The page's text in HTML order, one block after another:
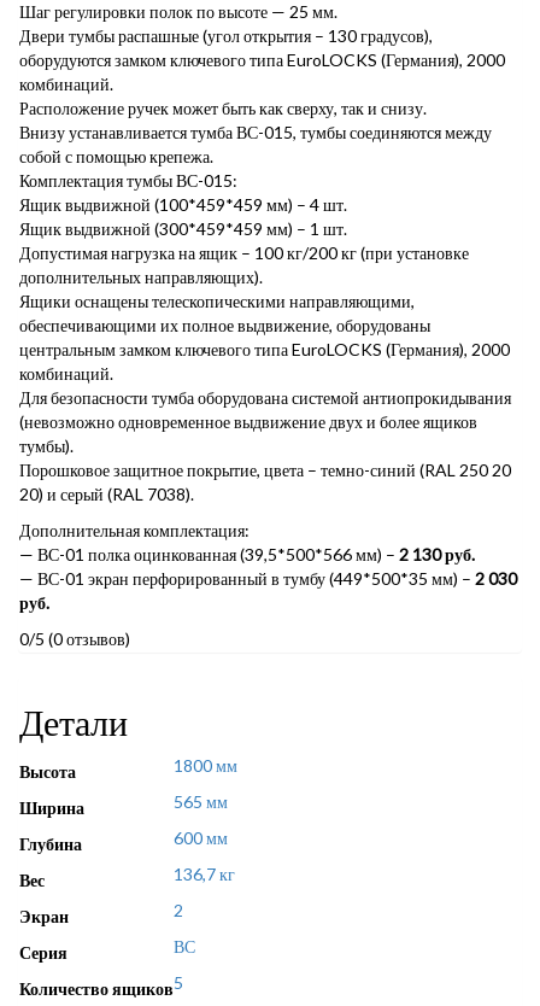
Шаг регулировки полок по высоте — 25 мм.
Двери тумбы распашные (угол открытия – 130 градусов),
оборудуются замком ключевого типа EuroLOCKS (Германия), 2000
комбинаций.
Расположение ручек может быть как сверху, так и снизу.
Внизу устанавливается тумба ВС-015, тумбы соединяются между
собой с помощью крепежа.
Комплектация тумбы ВС-015:
Ящик выдвижной (100*459*459 мм) – 4 шт.
Ящик выдвижной (300*459*459 мм) – 1 шт.
Допустимая нагрузка на ящик – 100 кг/200 кг (при установке
дополнительных направляющих).
Ящики оснащены телескопическими направляющими,
обеспечивающими их полное выдвижение, оборудованы
центральным замком ключевого типа EuroLOCKS (Германия), 2000
комбинаций.
Для безопасности тумба оборудована системой антиопрокидывания
(невозможно одновременное выдвижение двух и более ящиков
тумбы).
Порошковое защитное покрытие, цвета – темно-синий (RAL 250 20
20) и серый (RAL 7038).
Дополнительная комплектация:
— ВС-01 полка оцинкованная (39,5*500*566 мм) – 2 130 руб.
— ВС-01 экран перфорированный в тумбу (449*500*35 мм) – 2 030
руб.
0/5 (0 отзывов)
Детали
Высота 1800 мм
Ширина 565 мм
Глубина 600 мм
Вес 136,7 кг
Экран 2
Серия ВС
Количество ящиков5